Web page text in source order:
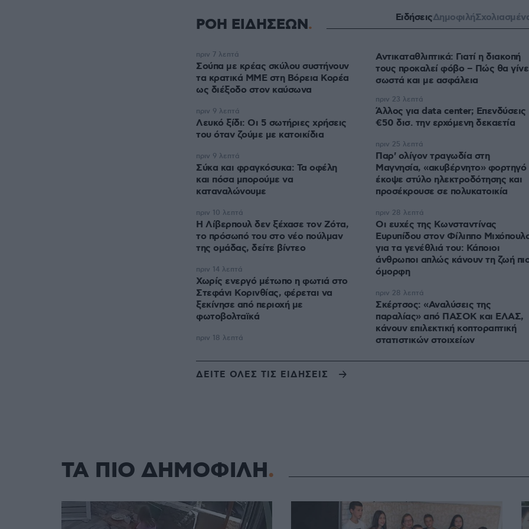
ΡΟΗ ΕΙΔΗΣΕΩΝ ΕιδήσειςΔημοφιλή
Σούπα με κρέας σκύλου συστήνουν
τα κρατικά ΜΜΕ στη Βόρεια Κορέα
ως διέξοδο στον καύσωνα
πριν 7 λεπτά
Λευκό ξίδι: Οι 5 σωτήριες χρήσεις
του όταν ζούμε με κατοικίδια
πριν 9 λεπτά
Σύκα και φραγκόσυκα: Τα οφέλη
και πόσα μπορούμε να
καταναλώνουμε
πριν 9 λεπτά
Η Λίβερπουλ δεν ξέχασε τον Ζότα,
το πρόσωπό του στο νέο πούλμαν
της ομάδας, δείτε βίντεο
πριν 10 λεπτά
Χωρίς ενεργό μέτωπο η φωτιά στο
Στεφάνι Κορινθίας, φέρεται να
ξεκίνησε από περιοχή με
φωτοβολταϊκά
πριν 14 λεπτά
Αντικαταθλιπτικά: Γιατί η διακοπή
τους προκαλεί φόβο – Πώς θα
σωστά και με ασφάλεια
πριν 18 λεπτά
Άλλος για data center; Επενδύσεις
€50 δισ. την ερχόμενη δεκαετία
πριν 23 λεπτά
Παρ' ολίγον τραγωδία στη
Μαγνησία, «ακυβέρνητο» φορτηγό
έκοψε στύλο ηλεκτροδότησης και
προσέκρουσε σε πολυκατοικία
πριν 25 λεπτά
Οι ευχές της Κωνσταντίνας
Ευρυπίδου στον Φίλιππο
για τα γενέθλιά του: Κάποιοι
άνθρωποι απλώς κάνουν τη ζωή
όμορφη
πριν 28 λεπτά
Σκέρτσος: «Αναλύσεις της
παραλίας» από ΠΑΣΟΚ και ΕΛΑΣ,
κάνουν επιλεκτική κοπτοραπτική
στατιστικών στοιχείων
πριν 28 λεπτά
ΔΕΙΤΕ ΟΛΕΣ ΤΙΣ ΕΙΔΗΣΕΙΣ
ΤΑ ΠΙΟ ΔΗΜΟΦΙΛΗ